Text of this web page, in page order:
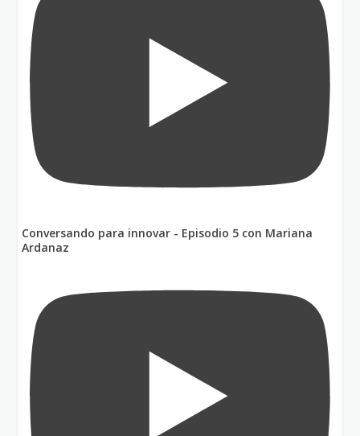
Conversando para innovar - Episodio 5 con Mariana
Ardanaz